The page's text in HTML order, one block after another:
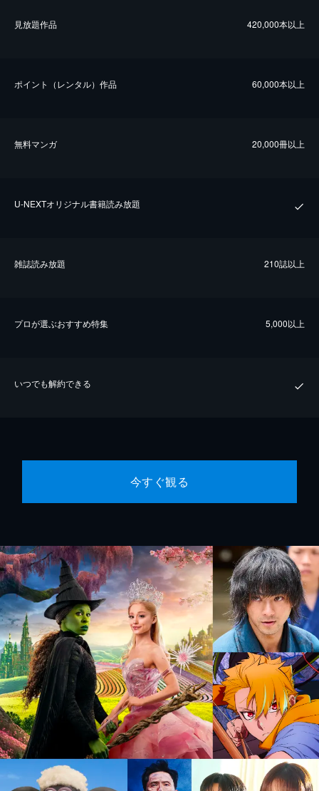
⾒放題作品 420,000本以上
ポイント（レンタル）作品 60,000本以上
無料マンガ 20,000冊以上
U-NEXTオリジナル書籍読み放題
雑誌読み放題 210誌以上
プロが選ぶおすすめ特集 5,000以上
いつでも解約できる
今すぐ観る